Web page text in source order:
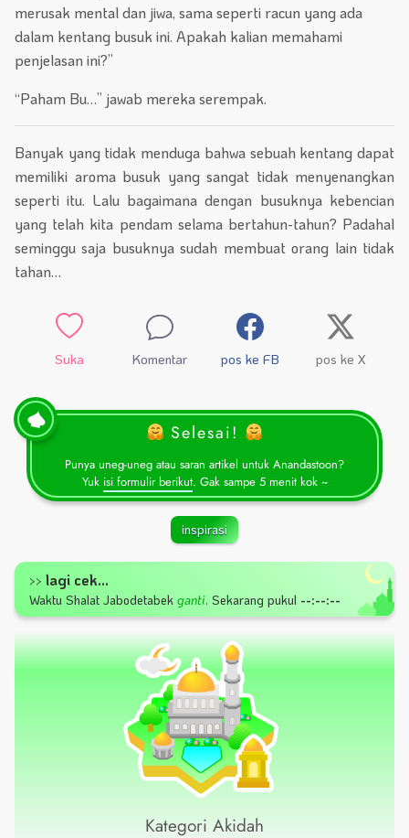
merusak mental dan jiwa, sama seperti racun yang ada
dalam kentang busuk ini. Apakah kalian memahami
penjelasan ini?”
“Paham Bu…” jawab mereka serempak.
Banyak yang tidak menduga bahwa sebuah kentang dapat
memiliki aroma busuk yang sangat tidak menyenangkan
seperti itu. Lalu bagaimana dengan busuknya kebencian
yang telah kita pendam selama bertahun-tahun? Padahal
seminggu saja busuknya sudah membuat orang lain tidak
tahan…
Suka Komentar pos ke FB pos ke X
Selesai!
Punya uneg-uneg atau saran artikel untuk Anandastoon?
Yuk isi formulir berikut. Gak sampe 5 menit kok ~
inspirasi
>> lagi cek...
Waktu Shalat Jabodetabek ganti. Sekarang pukul --:--:--
Kategori Akidah